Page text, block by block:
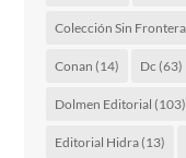
Colección Sin
Conan (14) Dc (63)
Dolmen Editorial (103)
Editorial Hidra(13)